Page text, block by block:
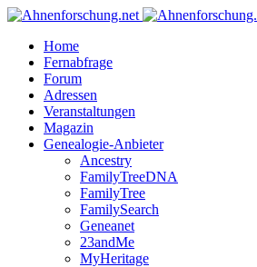
Home
Fernabfrage
Forum
Adressen
Veranstaltungen
Magazin
Genealogie-Anbieter
Ancestry
FamilyTreeDNA
FamilyTree
FamilySearch
Geneanet
23andMe
MyHeritage